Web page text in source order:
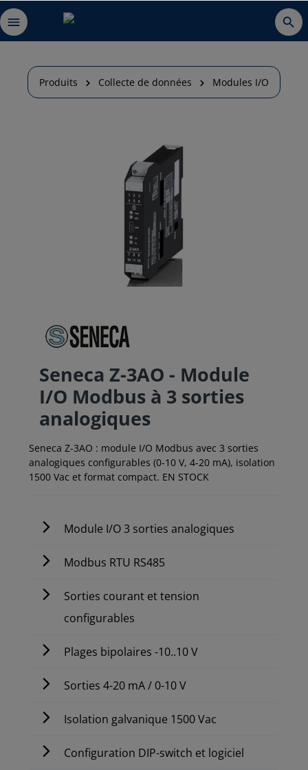
Produits Collecte de données Modules I/O
Seneca Z-3AO - Module
I/O Modbus à 3 sorties
analogiques
Seneca Z-3AO : module I/O Modbus avec 3 sorties
analogiques configurables (0-10 V, 4-20 mA), isolation
1500 Vac et format compact. EN STOCK
Module I/O 3 sorties analogiques
Modbus RTU RS485
Sorties courant et tension
configurables
Plages bipolaires -10..10 V
Sorties 4-20 mA / 0-10 V
Isolation galvanique 1500 Vac
Configuration DIP-switch et logiciel